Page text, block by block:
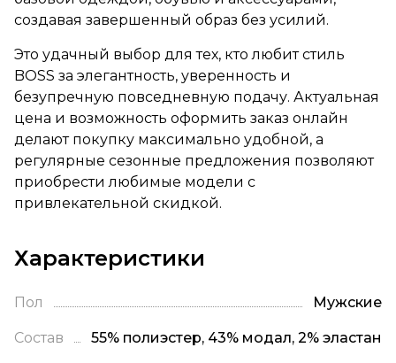
создавая завершенный образ без усилий.
Это удачный выбор для тех, кто любит стиль
BOSS за элегантность, уверенность и
безупречную повседневную подачу. Актуальная
цена и возможность оформить заказ онлайн
делают покупку максимально удобной, а
регулярные сезонные предложения позволяют
приобрести любимые модели с
привлекательной скидкой.
Характеристики
Пол Мужские
Состав 55% полиэстер, 43% модал, 2% эластан